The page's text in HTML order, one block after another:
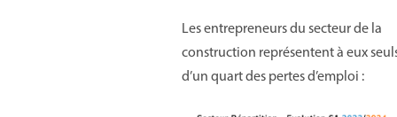
Les entrepreneurs du secteur de la
construction représentent à eux
d’un quart des pertes d’emploi :